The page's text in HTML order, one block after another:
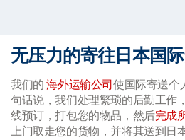
无压力的寄往日本国
我们的海外运输公司使国际寄送个
句话说，我们处理繁琐的后勤工作
线预订，打包您的物品，然后完成
上门取走您的货物，并将其送到日本